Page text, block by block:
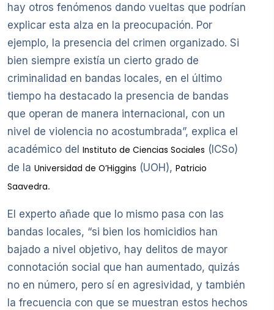
hay otros fenómenos dando vueltas que podrían
explicar esta alza en la preocupación. Por
ejemplo, la presencia del crimen organizado. Si
bien siempre existía un cierto grado de
criminalidad en bandas locales, en el último
tiempo ha destacado la presencia de bandas
que operan de manera internacional, con un
nivel de violencia no acostumbrada”, explica el
académico del Instituto de Ciencias Sociales (ICSo)
de la Universidad de O’Higgins (UOH), Patricio
Saavedra.
El experto añade que lo mismo pasa con las
bandas locales, “si bien los homicidios han
bajado a nivel objetivo, hay delitos de mayor
connotación social que han aumentado, quizás
no en número, pero sí en agresividad, y también
la frecuencia con que se muestran estos hechos